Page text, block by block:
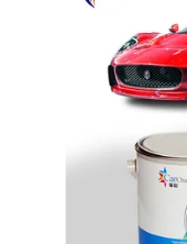
SOUMISSION